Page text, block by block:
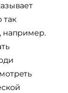
так
например.